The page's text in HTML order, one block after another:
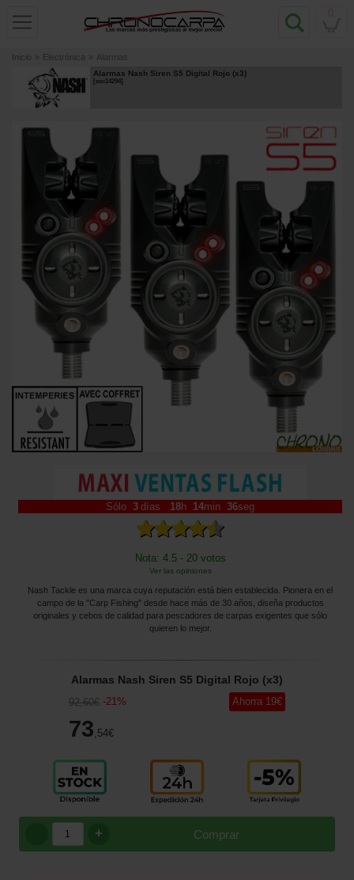
Inicio » Electrónica » Alarmas
Alarmas Nash Siren S5 Digital Rojo (x3)
[esc14294]
Sólo 3 días 18h 14min 35seg
Nota: 4.5 - 20 votos
Ver las opiniones
Nash Tackle es una marca cuya reputación está bien establecida. Pionera en el
campo de la "Carp Fishing" desde hace más de 30 años, diseña productos
originales y cebos de calidad para pescadores de carpas exigentes que sólo
quieren lo mejor.
Alarmas Nash Siren S5 Digital Rojo (x3)
92,60€ -21%
73,54€
Ahorra 19€
Comprar
+